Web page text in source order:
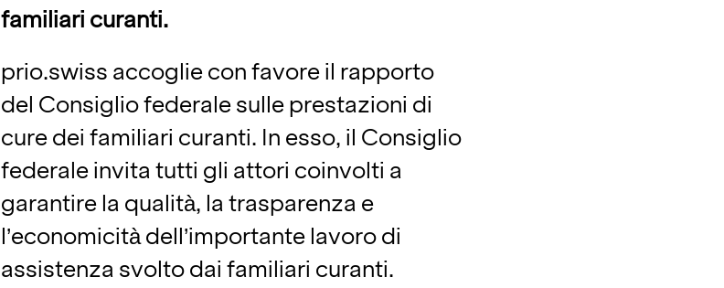
familiari curanti.
prio.swiss accoglie con favore il rapporto
del Consiglio federale sulle prestazioni di
cure dei familiari curanti. In esso, il Consiglio
federale invita tutti gli attori coinvolti a
garantire la qualità, la trasparenza e
l’economicità dell’importante lavoro di
assistenza svolto dai familiari curanti.